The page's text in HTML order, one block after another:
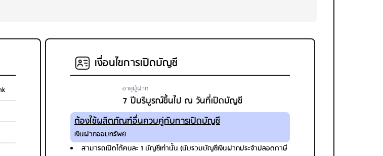
เงื่อนไขการเปิดบัญชี
อายุผู้ฝาก
7 ปีบริบูรณ์ขึ้นไป ณ วันที่เปิดบัญชี
ต้องใช้ผลิตภัณฑ์อื่นควบคู่กับการเปิดบัญชี
เงินฝากออมทรัพย์
สามารถเปิดได้คนละ 1 บัญชีเท่านั้น (นับรวมบัญชีเงินฝากประจำปลอดภาษี